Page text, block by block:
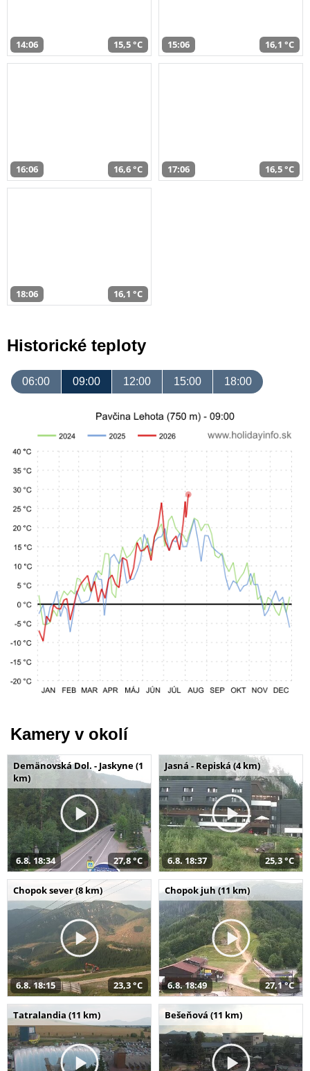
14:06 15,5 °C 15:06 16,1 °C
16:06 16,6 °C 17:06 16,5 °C
18:06 16,1 °C
Historické teploty
06:00 09:00 12:00 15:00 18:00
Kamery v okolí
Demänovská Dol. - Jaskyne (1
km)
6.8. 18:34 27,8 °C
Jasná - Repiská (4 km)
6.8. 18:37 25,3 °C
Chopok sever (8 km)
6.8. 18:15 23,3 °C
Chopok juh (11 km)
6.8. 18:49 27,1 °C
Tatralandia (11 km) Bešeňová (11 km)